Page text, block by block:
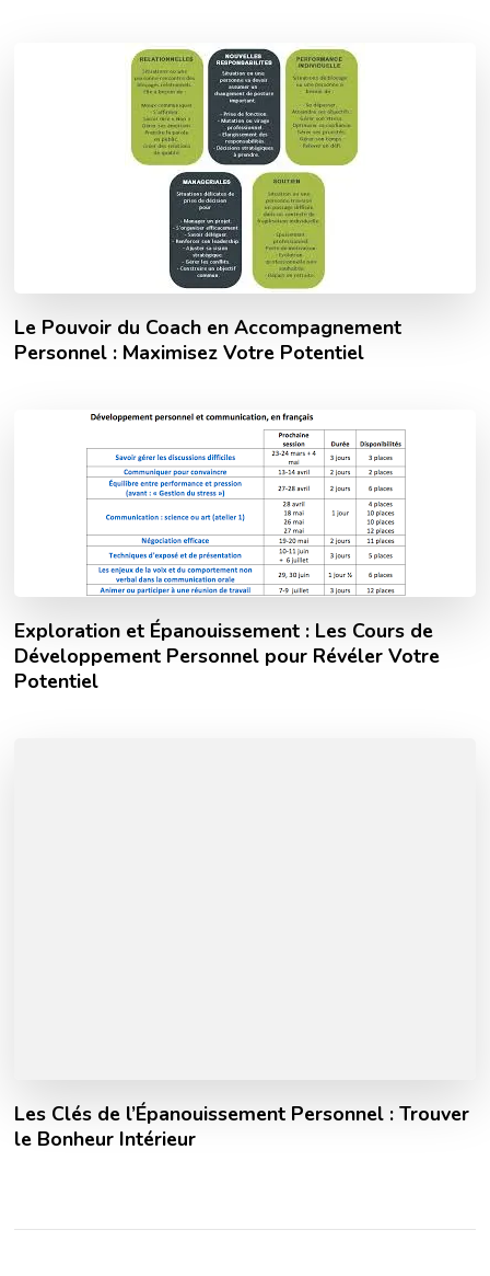
Le Pouvoir du Coach en Accompagnement
Personnel : Maximisez Votre Potentiel
Exploration et Épanouissement : Les Cours de
Développement Personnel pour Révéler Votre
Potentiel
Les Clés de l’Épanouissement Personnel : Trouver
le Bonheur Intérieur